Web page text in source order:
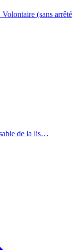
Volontaire (sans arrêté
de la lis…